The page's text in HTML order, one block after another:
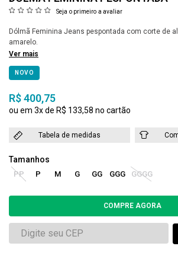
Seja o primeiro a avaliar
Dólmã Feminina Jeans pespontada com corte de
amarelo.
Ver mais
NOVO
R$ 400,75
3x R$ 133,58
Tabela de medidas
PP P M G GG GGG GGGG